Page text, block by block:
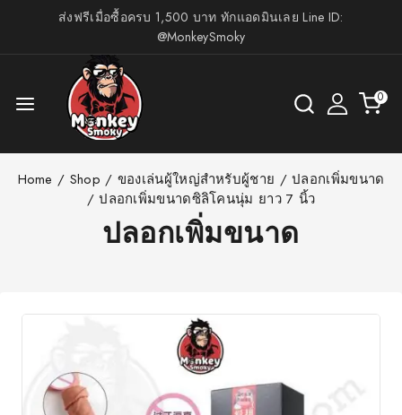
ส่งฟรีเมื่อซื้อครบ 1,500 บาท ทักแอดมินเลย Line ID:
@MonkeySmoky
0
Home / Shop / ของเล่นผู้ใหญ่สำหรับผู้ชาย / ปลอกเพิ่มขนาด
/ ปลอกเพิ่มขนาดซิลิโคนนุ่ม ยาว 7 นิ้ว
ปลอกเพิ่มขนาด